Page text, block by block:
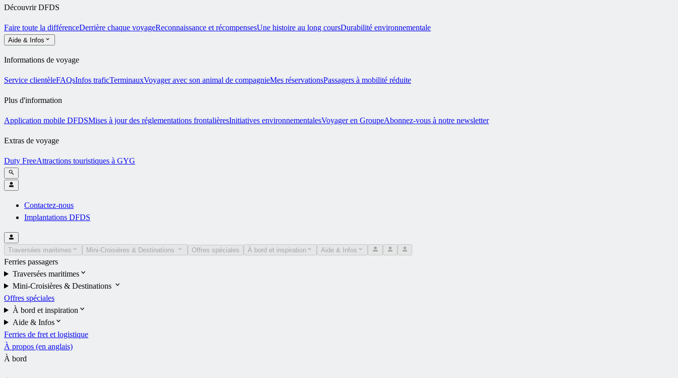
Découvrir DFDS
Faire toute la différenceDerrière chaque voyageReconnaissance et récompensesUne histoire au long coursDurabilité environnementale
Aide & Infos
Informations de voyage
Service clientèleFAQsInfos traficTerminauxVoyager avec son animal de compagnieMes réservationsPassagers à mobilité réduite
Plus d'information
Application mobile DFDSMises à jour des réglementations frontalièresInitiatives environnementalesVoyager en GroupeAbonnez-vous à notre newsletter
Extras de voyage
Duty FreeAttractions touristiques à GYG
Contactez-nous
Implantations DFDS
Traversées maritimes Mini-Croisières & Destinations Offres spéciales À bord et inspiration Aide & Infos
Ferries passagers
Traversées maritimes
Mini-Croisières & Destinations
Offres spéciales
À bord et inspiration
Aide & Infos
Ferries de fret et logistique
À propos (en anglais)
À bord